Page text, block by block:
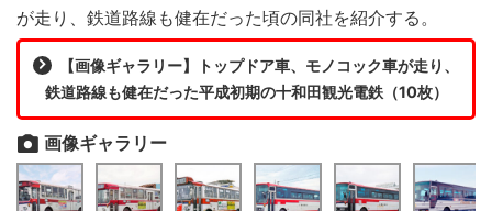
が走り、鉄道路線も健在だった頃の同社を紹介する。
【画像ギャラリー】トップドア車、モノコック車が走り、
鉄道路線も健在だった平成初期の十和田観光電鉄（10枚）
画像ギャラリー